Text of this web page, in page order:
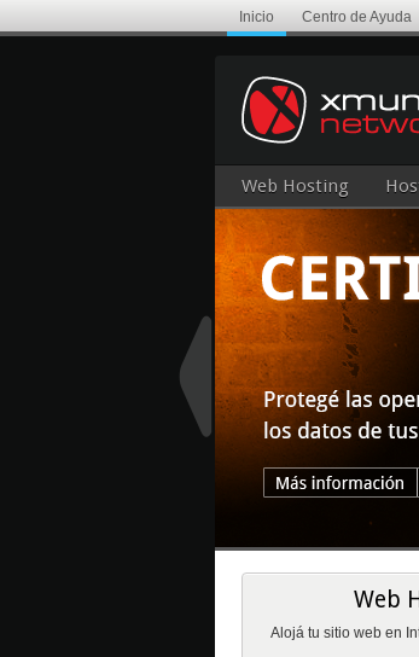
Inicio Centro de Ayuda
Web Hosting
Web
Alojá tu sitio web en